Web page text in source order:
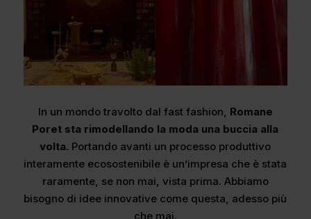
In un mondo travolto dal fast fashion, Romane
Poret sta rimodellando la moda una buccia alla
volta. Portando avanti un processo produttivo
interamente ecosostenibile è un’impresa che è stata
raramente, se non mai, vista prima. Abbiamo
bisogno di idee innovative come questa, adesso più
che mai.